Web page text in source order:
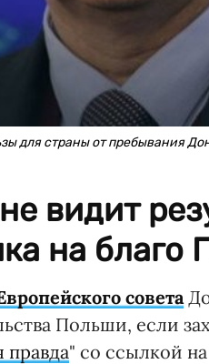
для страны от пребывания
видит
на благо
совета
Польши, если
правда" со ссылкой